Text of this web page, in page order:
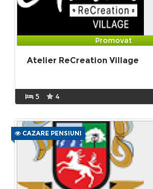
Promovat
Atelier ReCreation Village
5 4
CAZARE PENSIUNI